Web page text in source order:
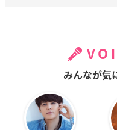
みんなが気